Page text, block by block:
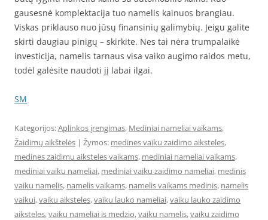
gausesnė komplektacija tuo namelis kainuos brangiau.
Viskas priklauso nuo jūsų finansinių galimybių. Jeigu galite
skirti daugiau pinigų – skirkite. Nes tai nėra trumpalaikė
investicija, namelis tarnaus visa vaiko augimo raidos metu,
todėl galėsite naudoti jį labai ilgai.
SM
Kategorijos:Aplinkos įrengimas, Mediniai nameliai vaikams,
Žaidimų aikštelės | Žymos: medines vaiku zaidimo aiksteles,
medines zaidimu aiksteles vaikams, mediniai nameliai vaikams,
mediniai vaiku nameliai, mediniai vaiku zaidimo nameliai, medinis
vaiku namelis, namelis vaikams, namelis vaikams medinis, namelis
vaikui,vaiku aiksteles,vaiku lauko nameliai,vaiku lauko zaidimo
aiksteles,vaiku nameliai is medzio,vaiku namelis,vaiku zaidimo